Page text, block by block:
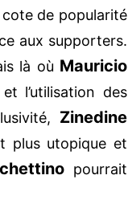
de popularité
aux supporters.
là où Mauricio
l’utilisation des
Zinedine
plus utopique et
pourrait